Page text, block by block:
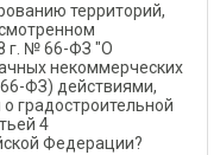
территорий,
г. № 66-ФЗ "О
некоммерческих
ФЗ) действиями,
градостроительной
4
Федерации?